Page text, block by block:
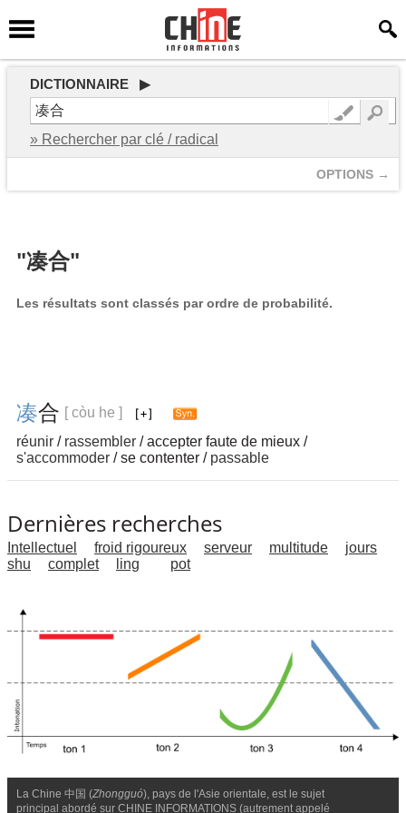
DICTIONNAIRE ▶
» Rechercher par clé / radical
OPTIONS →
"凑合"
Les résultats sont classés par ordre de probabilité.
凑合 [ còu he ]
réunir / rassembler / accepter faute de mieux /
s'accommoder / se contenter / passable
Dernières recherches
Intellectuel froid rigoureux serveur multitude
jours
shu
complet ling pot
La Chine 中国 (Zhongguó), pays de l'Asie orientale, est le sujet
principal abordé sur CHINE INFORMATIONS (autrement appelé